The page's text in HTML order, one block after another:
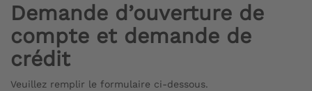
Demande d’ouverture de
compte et demande de
crédit
Veuillez remplir le formulaire ci-dessous.